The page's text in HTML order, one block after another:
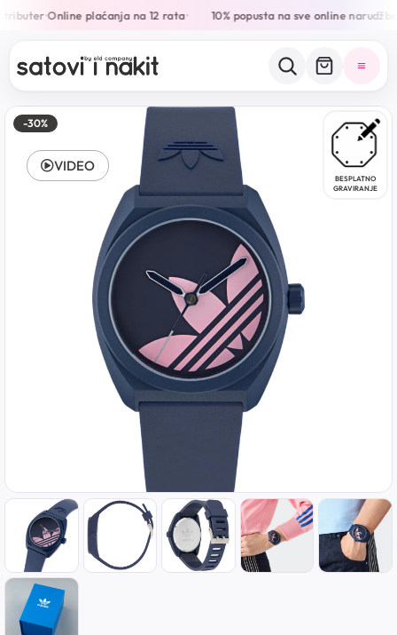
•Online plaćanja na 12 rata• 10% popusta na sve online narudžbe
-30%
BESPLATNO
GRAVIRANJE
VIDEO